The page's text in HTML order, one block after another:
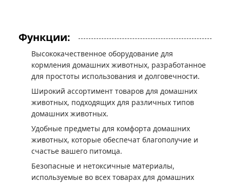
Функции:
Высококачественное оборудование для
кормления домашних животных, разработанное
для простоты использования и долговечности.
Широкий ассортимент товаров для домашних
животных, подходящих для различных типов
домашних животных.
Удобные предметы для комфорта домашних
животных, которые обеспечат благополучие и
счастье вашего питомца.
Безопасные и нетоксичные материалы,
используемые во всех товарах для домашних